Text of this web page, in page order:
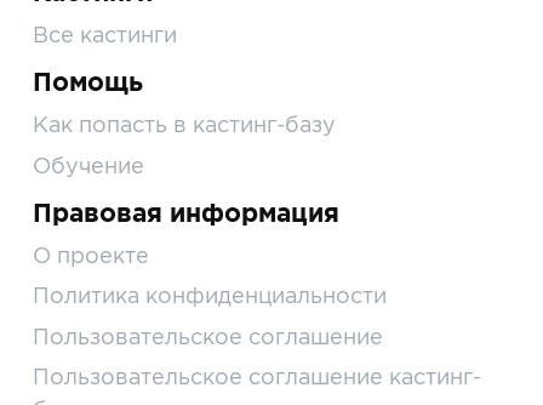
Все кастинги
Помощь
Как попасть в кастинг-базу
Обучение
Правовая информация
О проекте
Политика конфиденциальности
Пользовательское соглашение
Пользовательское соглашение кастинг-